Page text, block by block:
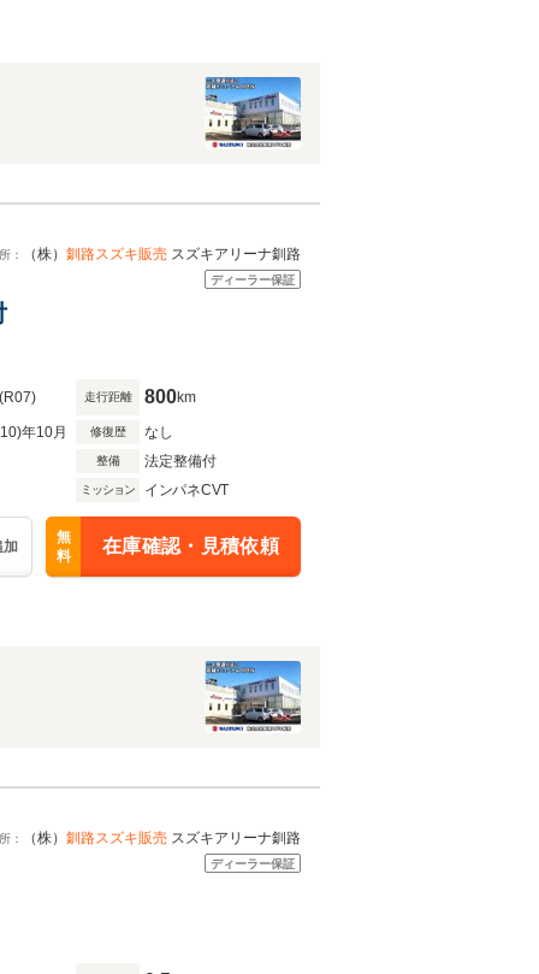
： （株） 釧路スズキ販売 スズキアリーナ釧路
ディーラー保証
(R07) 走行距離 800km
年10月 修復歴 なし
整備 法定整備付
ミッション インパネCVT
無
料
在庫確認・見積依頼
： （株） 釧路スズキ販売 スズキアリーナ釧路
ディーラー保証